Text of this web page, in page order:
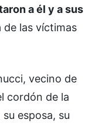
a él y a sus
de las víctimas
vecino de
cordón de la
esposa, su